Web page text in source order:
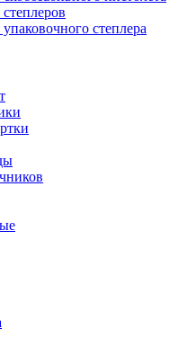
степлера